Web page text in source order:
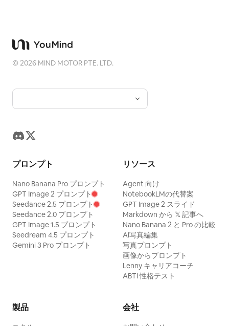
©2026 MIND MOTOR PTE. LTD.
プロンプト
Nano Banana Pro プロンプト
GPT Image 2 プロンプト
Seedance 2.5 プロンプト
Seedance 2.0 プロンプト
GPT Image 1.5 プロンプト
Seedream 4.5 プロンプト
Gemini 3 Pro プロンプト
リソース
Agent 向け
NotebookLMの代替案
GPT Image 2 スライド
Markdown から 𝕏 記事へ
Nano Banana 2 と Pro の比較
AI写真編集
写真プロンプト
画像からプロンプト
Lenny キャリアコーチ
ABTI 性格テスト
製品 会社